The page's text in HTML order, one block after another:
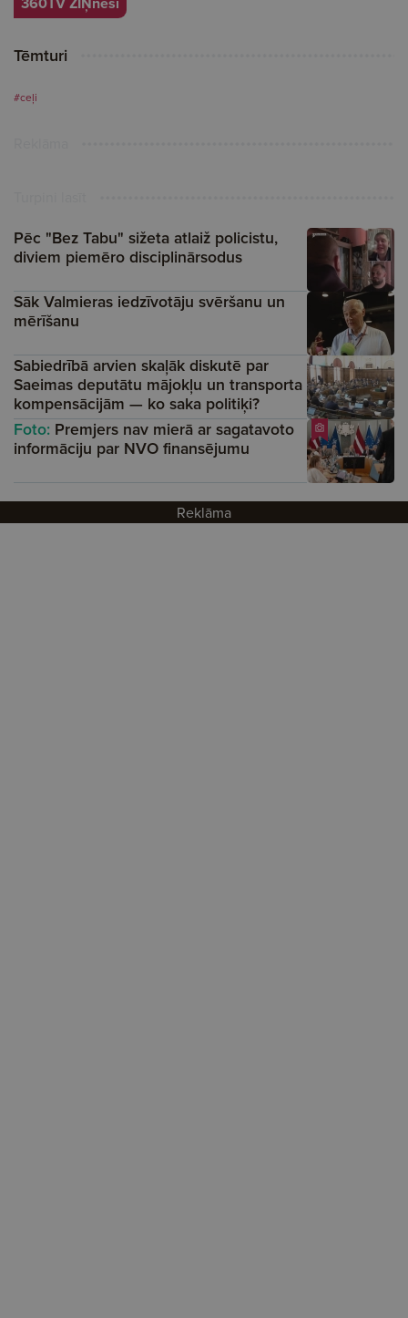
Tēmturi
#ceļi
Pēc "Bez Tabu" sižeta atlaiž policistu,
diviem piemēro disciplinārsodus
Sāk Valmieras iedzīvotāju svēršanu un
mērīšanu
Sabiedrībā arvien skaļāk diskutē par
Saeimas deputātu mājokļu un transporta
kompensācijām — ko saka politiķi?
Foto: Premjers nav mierā ar sagatavoto
informāciju par NVO finansējumu
Reklāma